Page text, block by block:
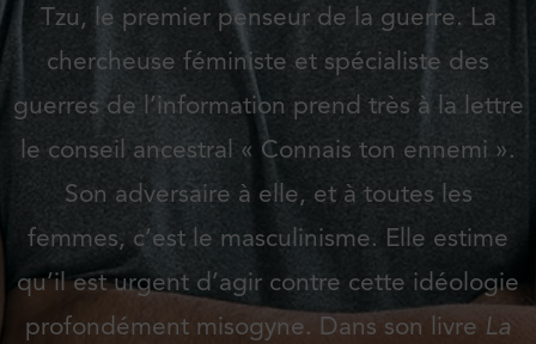
Tzu, le premier penseur de la guerre. La
chercheuse féministe et spécialiste des
guerres de l’information prend très à la lettre
le conseil ancestral « Connais ton ennemi ».
Son adversaire à elle, et à toutes les
femmes, c’est le masculinisme. Elle estime
qu’il est urgent d’agir contre cette idéologie
profondément misogyne. Dans son livre La